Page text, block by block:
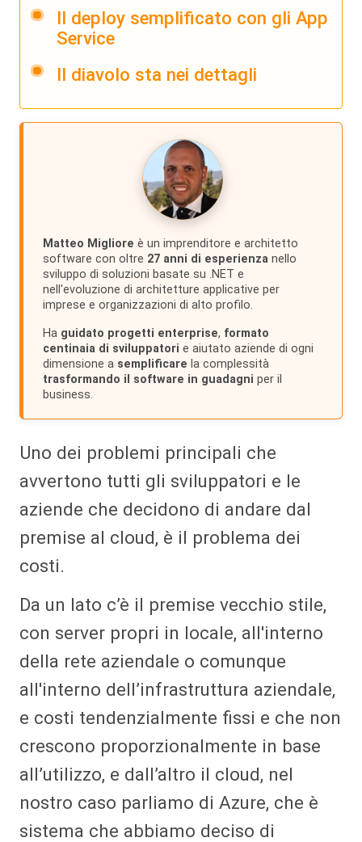
Il deploy semplificato con gli App
Service
Il diavolo sta nei dettagli
Matteo Migliore è un imprenditore e architetto
software con oltre 27 anni di esperienza nello
sviluppo di soluzioni basate su .NET e
nell'evoluzione di architetture applicative per
imprese e organizzazioni di alto profilo.
Ha guidato progetti enterprise, formato
centinaia di sviluppatori e aiutato aziende di ogni
dimensione a semplificare la complessità
trasformando il software in guadagni per il
business.
Uno dei problemi principali che
avvertono tutti gli sviluppatori e le
aziende che decidono di andare dal
premise al cloud, è il problema dei
costi.
Da un lato c’è il premise vecchio stile,
con server propri in locale, all'interno
della rete aziendale o comunque
all'interno dell’infrastruttura aziendale,
e costi tendenzialmente fissi e che non
crescono proporzionalmente in base
all’utilizzo, e dall’altro il cloud, nel
nostro caso parliamo di Azure, che è
sistema che abbiamo deciso di